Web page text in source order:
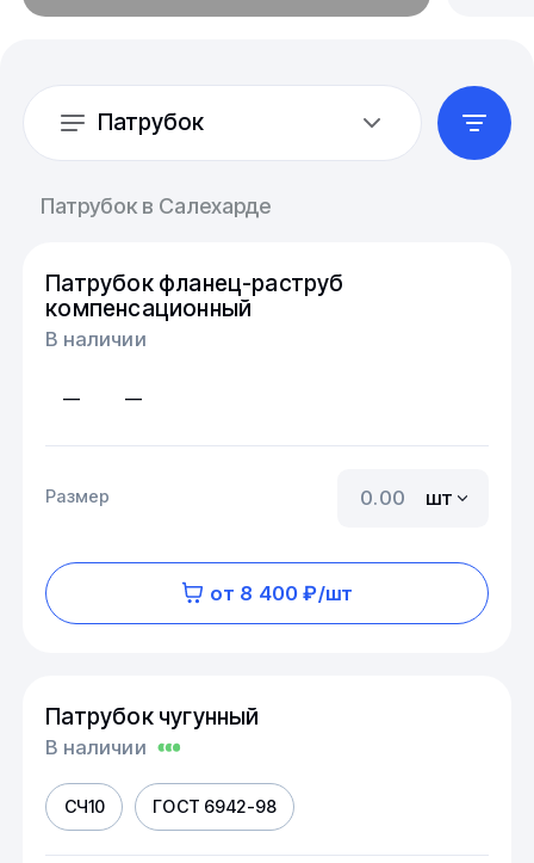
Патрубок
Патрубок в Салехарде
Патрубок фланец-раструб
компенсационный
В наличии
— —
Размер шт
от 8 400 ₽/шт
Патрубок чугунный
В наличии
СЧ10 ГОСТ 6942-98